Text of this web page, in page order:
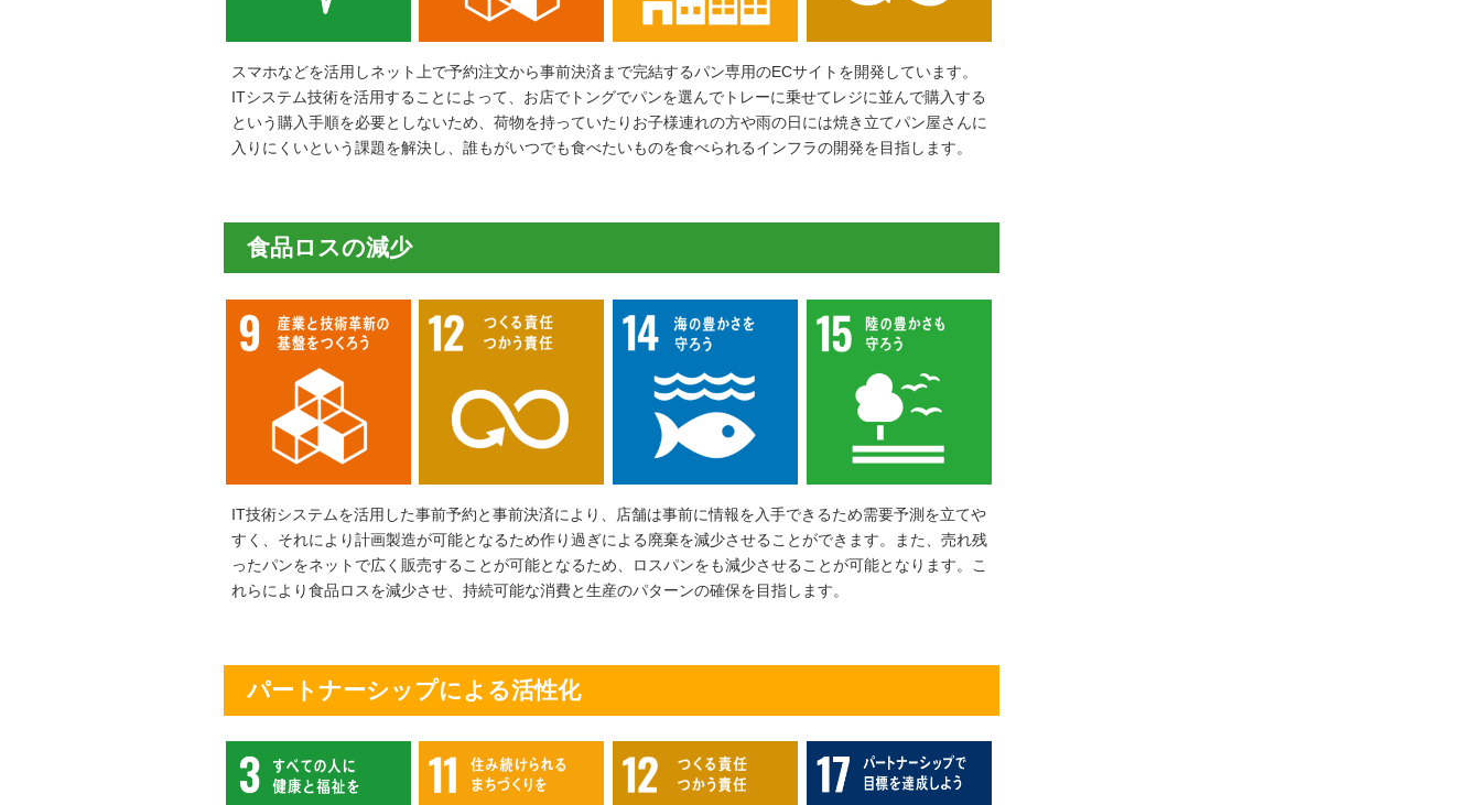
スマホなどを活用しネット上で予約注文から事前決済まで完結するパン専用のECサイトを開発しています。
ITシステム技術を活用することによって、お店でトングでパンを選んでトレーに乗せてレジに並んで購入する
という購入手順を必要としないため、荷物を持っていたりお子様連れの方や雨の日には焼き立てパン屋さんに
入りにくいという課題を解決し、誰もがいつでも食べたいものを食べられるインフラの開発を目指します。
食品ロスの減少
IT技術システムを活用した事前予約と事前決済により、店舗は事前に情報を入手できるため需要予測を立てや
すく、それにより計画製造が可能となるため作り過ぎによる廃棄を減少させることができます。また、売れ残
ったパンをネットで広く販売することが可能となるため、ロスパンをも減少させることが可能となります。こ
れらにより食品ロスを減少させ、持続可能な消費と生産のパターンの確保を目指します。
パートナーシップによる活性化